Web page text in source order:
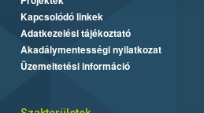
Kapcsolódó linkek
Adatkezelési tájékoztató
Akadálymentességi nyilatkozat
Üzemeltetési információ